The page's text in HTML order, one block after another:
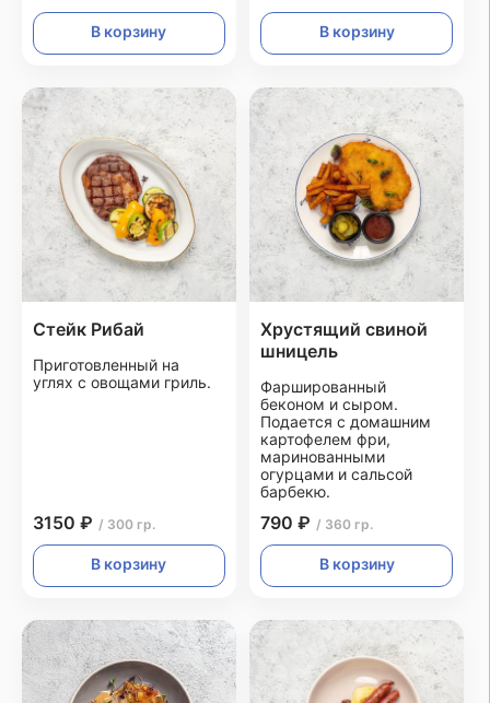
В корзину В корзину
Стейк Рибай
Приготовленный на
углях с овощами гриль.
3150 ₽ / 300 гр.
В корзину
Хрустящий свиной
шницель
Фаршированный
беконом и сыром.
Подается с домашним
картофелем фри,
маринованными
огурцами и сальсой
барбекю.
790 ₽ / 360 гр.
В корзину